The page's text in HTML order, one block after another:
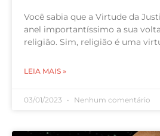
Você sabia que a Virtude da
anel importantíssimo a sua
religião. Sim, religião é uma
LEIA MAIS »
03/01/2023 Nenhum comentário